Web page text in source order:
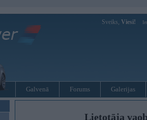
Sveiks, Viesi!
Galvenā Forums Galerijas
Lietotāja